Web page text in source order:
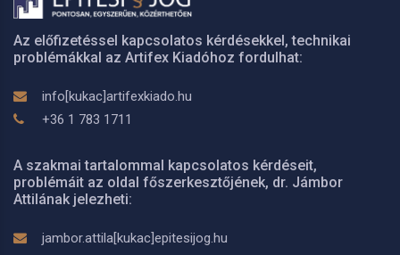
Az előfizetéssel kapcsolatos kérdésekkel, technikai
problémákkal az Artifex Kiadóhoz fordulhat:
info[kukac]artifexkiado.hu
+36 1 783 1711
A szakmai tartalommal kapcsolatos kérdéseit,
problémáit az oldal főszerkesztőjének, dr. Jámbor
Attilának jelezheti:
jambor.attila[kukac]epitesijog.hu